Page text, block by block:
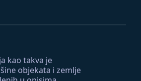
kao takva je
objekata i zemlje